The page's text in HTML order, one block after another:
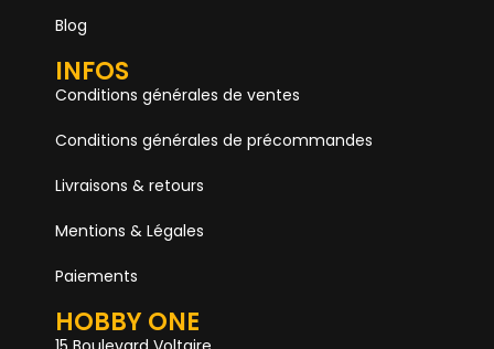
Blog
INFOS
Conditions générales de ventes
Conditions générales de précommandes
Livraisons & retours
Mentions & Légales
Paiements
HOBBY ONE